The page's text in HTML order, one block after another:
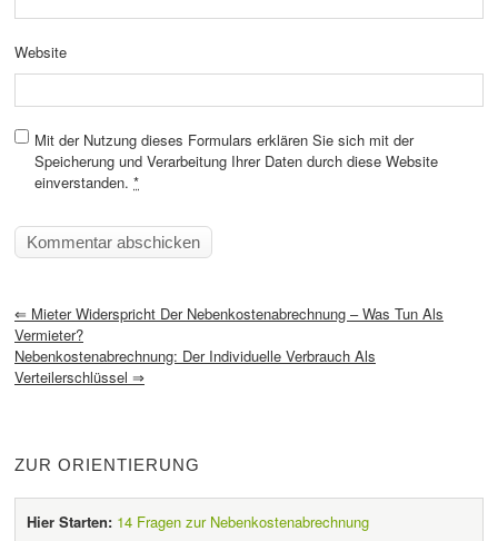
Website
Mit der Nutzung dieses Formulars erklären Sie sich mit der
Speicherung und Verarbeitung Ihrer Daten durch diese Website
einverstanden. *
⇐ Mieter Widerspricht Der Nebenkostenabrechnung – Was Tun Als
Vermieter?
Nebenkostenabrechnung: Der Individuelle Verbrauch Als
Verteilerschlüssel ⇒
ZUR ORIENTIERUNG
Hier Starten: 14 Fragen zur Nebenkostenabrechnung